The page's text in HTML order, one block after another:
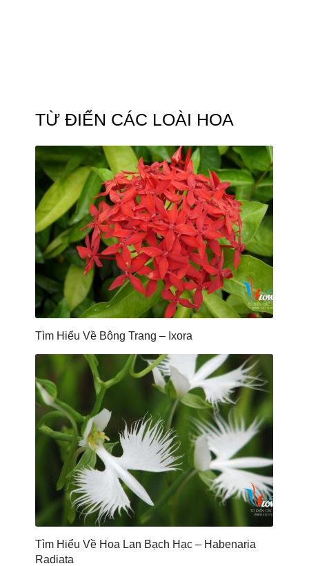
TỪ ĐIỂN CÁC LOÀI HOA
Tìm Hiểu Về Bông Trang – Ixora
Tìm Hiểu Về Hoa Lan Bạch Hạc – Habenaria
Radiata